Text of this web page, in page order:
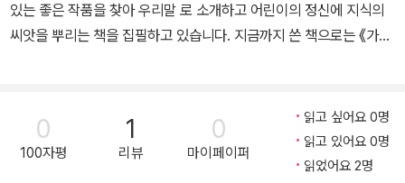
있는 좋은 작품을 찾아 우리말 로 소개하고 어린이의 정신에 지식의
씨앗을 뿌리는 책을 집필하고 있습니다. 지금까지 쓴 책으로는 《가마
0
100자평
1
리뷰
0
마이페이퍼
읽고 싶어요 0명
읽고 있어요 0명
읽었어요 2명